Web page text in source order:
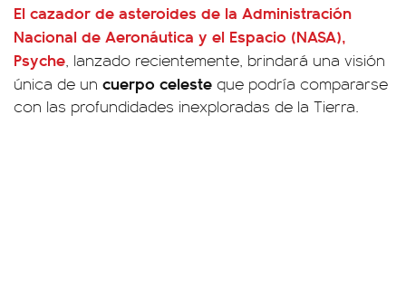
El cazador de asteroides de la Administración
Nacional de Aeronáutica y el Espacio (NASA),
Psyche, lanzado recientemente, brindará una visión
única de un cuerpo celeste que podría compararse
con las profundidades inexploradas de la Tierra.